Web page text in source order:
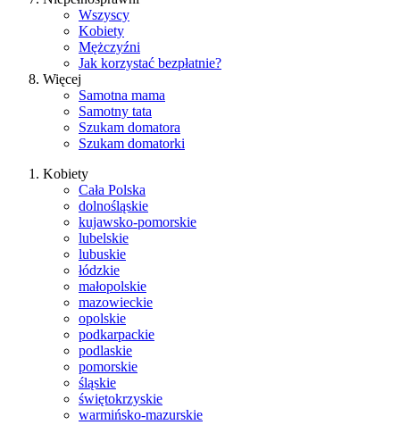
Wszyscy
Kobiety
Mężczyźni
Jak korzystać bezpłatnie?
Więcej
Samotna mama
Samotny tata
Szukam domatora
Szukam domatorki
Kobiety
Cała Polska
dolnośląskie
kujawsko-pomorskie
lubelskie
lubuskie
łódzkie
małopolskie
mazowieckie
opolskie
podkarpackie
podlaskie
pomorskie
śląskie
świętokrzyskie
warmińsko-mazurskie